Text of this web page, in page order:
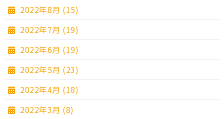
2022年8月 (15)
2022年7月 (19)
2022年6月 (19)
2022年5月 (23)
2022年4月 (18)
2022年3月 (8)